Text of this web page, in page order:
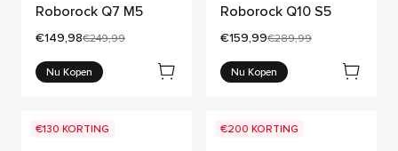
Roborock Q7 M5
Huidige prijs:
€149,98Oorspronkelijke prijs:
€249,99
Nu Kopen
Roborock Q10 S5
Huidige prijs:
€159,99Oorspronkelijke prijs:
€289,99
Nu Kopen
€130 KORTING €200 KORTING